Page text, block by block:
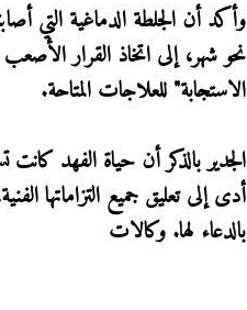
وأكد أن الجلطة الدماغية التي
نحو شهر، إلى اتخاذ القرار
الاستجابة" للعلاجات المتاحة.
الجدير بالذكر أن حياة الفهد
أدى إلى تعليق جميع التزاماتها
بالدعاء لها. وكالات